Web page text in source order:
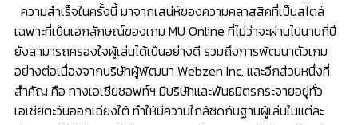
ความสำเร็จในครั้งนี้ มาจากเสน่ห์ของความคลาสสิคที่เป็นสไตล์
เฉพาะที่เป็นเอกลักษณ์ของเกม MU Online ที่ไม่ว่าจะผ่านไปนานกี่ปี
ยังสามารถครองใจผู้เล่นได้เป็นอย่างดี รวมถึงการพัฒนาตัวเกม
อย่างต่อเนื่องจากบริษัทผู้พัฒนา Webzen Inc. และอีกส่วนหนึ่งที่
สำคัญ คือ ทางเอเชียซอฟท์ฯ มีบริษัทและพันธมิตรกระจายอยู่ทั่ว
เอเชียตะวันออกเฉียงใต้ ทำให้มีความใกล้ชิดกับฐานผู้เล่นในแต่ละ